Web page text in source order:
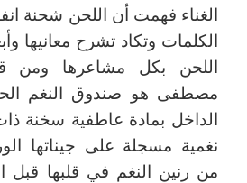
الغناء فهمت أن اللحن شحنة
الكلمات وتكاد تشرح معانيها
اللحن بكل مشاعرها ومن
مصطفى هو صندوق النغم
الداخل بمادة عاطفية سخنة
نغمية مسجلة على جيناتها
من رنين النغم في قلبها قبل